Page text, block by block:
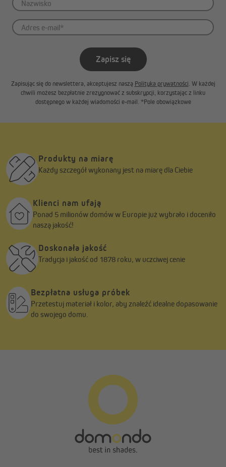
Zapisz się
Zapisując się do newslettera, akceptujesz naszą Polityka prywatności. W każdej
chwili możesz bezpłatnie zrezygnować z subskrypcji, korzystając z linku
dostępnego w każdej wiadomości e-mail. *Pole obowiązkowe
Produkty na miarę
Każdy szczegół wykonany jest na miarę dla Ciebie
Klienci nam ufają
Ponad 5 milionów domów w Europie już wybrało i doceniło
naszą jakość!
Doskonała jakość
Tradycja i jakość od 1878 roku, w uczciwej cenie
Bezpłatna usługa próbek
Przetestuj materiał i kolor, aby znaleźć idealne dopasowanie
do swojego domu.